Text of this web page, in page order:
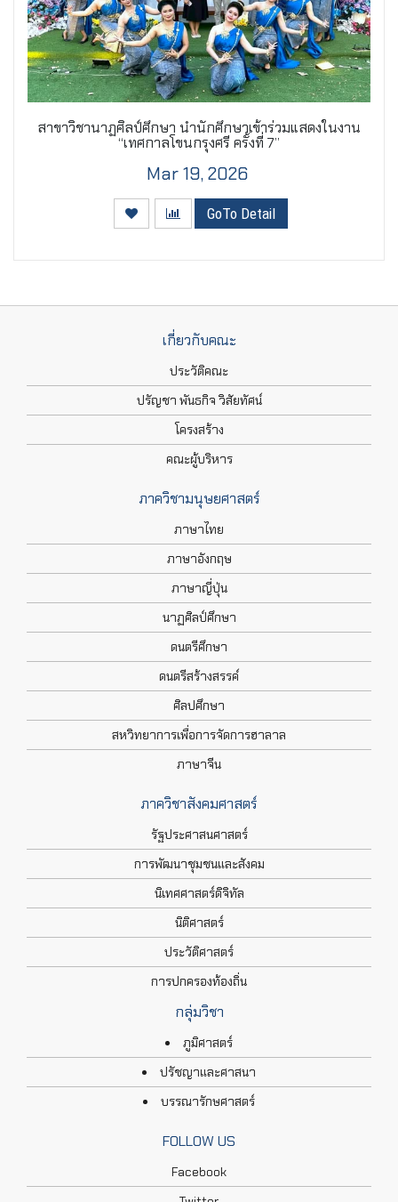
สาขาวิชานาฏศิลป์ศึกษา นำนักศึกษาเข้าร่วมแสดงในงาน
“เทศกาลโขนกรุงศรี ครั้งที่ 7”
Mar 19, 2026
GoTo Detail
เกี่ยวกับคณะ
ประวัติคณะ
ปรัญชา พันธกิจ วิสัยทัศน์
โครงสร้าง
คณะผู้บริหาร
ภาควิชามนุษยศาสตร์
ภาษาไทย
ภาษาอังกฤษ
ภาษาญี่ปุ่น
นาฏศิลป์ศึกษา
ดนตรีศึกษา
ดนตรีสร้างสรรค์
ศิลปศึกษา
สหวิทยาการเพื่อการจัดการฮาลาล
ภาษาจีน
ภาควิชาสังคมศาสตร์
รัฐประศาสนศาสตร์
การพัฒนาชุมชนและสังคม
นิเทศศาสตร์ดิจิทัล
นิติศาสตร์
ประวัติศาสตร์
การปกครองท้องถิ่น
กลุ่มวิชา
ภูมิศาสตร์
ปรัชญาและศาสนา
บรรณารักษศาสตร์
FOLLOW US
Facebook